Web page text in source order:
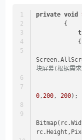
private void
        {
            {
块屏幕(根据需
0,200, 200);